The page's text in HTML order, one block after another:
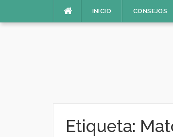
INICIO CONSEJOS
Etiqueta: